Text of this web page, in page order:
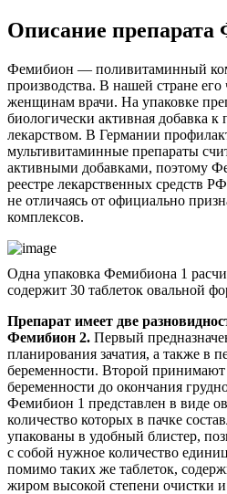
Описание препарата
Фемибион — поливитаминный
производства. В нашей стране
женщинам врачи. На упаковке
биологически активная добавка
лекарством. В Германии
мультивитаминные препараты
активными добавками, поэтому
реестре лекарственных средств
не отличаясь от официально
комплексов.
Одна упаковка Фемибиона 1
содержит 30 таблеток овальной
Препарат имеет две
Фемибион 2. Первый
планирования зачатия, а также в
беременности. Второй принимают
беременности до окончания
Фемибион 1 представлен в виде
количество которых в пачке
упакованы в удобный блистер,
с собой нужное количество
помимо таких же таблеток,
жиром высокой степени очистки